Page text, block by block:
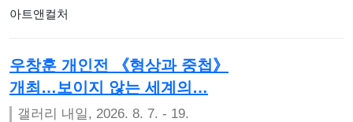
아트앤컬처
우창훈 개인전 《형상과 중첩》
개최…보이지 않는 세계의…
갤러리 내일, 2026. 8. 7. - 19.